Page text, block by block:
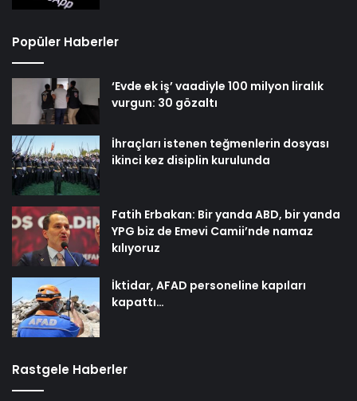
Popüler Haberler
‘Evde ek iş’ vaadiyle 100 milyon liralık
vurgun: 30 gözaltı
İhraçları istenen teğmenlerin dosyası
ikinci kez disiplin kurulunda
Fatih Erbakan: Bir yanda ABD, bir yanda
YPG biz de Emevi Camii’nde namaz
kılıyoruz
İktidar, AFAD personeline kapıları
kapattı…
Rastgele Haberler